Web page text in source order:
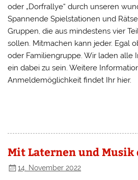
oder „Dorfrallye“ durch unseren
Spannende Spielstationen und
Gruppen, die aus mindestens vier
sollen. Mitmachen kann jeder. Egal
oder Familiengruppe. Wir laden alle
ein dabei zu sein. Weitere
Anmeldemöglichkeit findet Ihr hier.
Mit Laternen und Musik
14. November 2022